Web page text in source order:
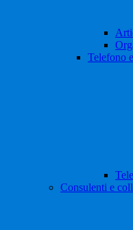
Telefono
Consulenti e